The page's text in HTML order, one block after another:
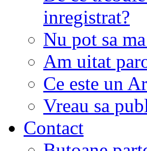
inregistrat?
Nu pot sa
Am uitat
Ce este un
Vreau sa
Contact